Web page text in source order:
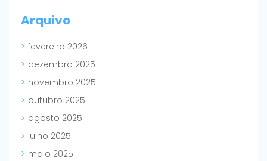
Arquivo
fevereiro 2026
dezembro 2025
novembro 2025
outubro 2025
agosto 2025
julho 2025
maio 2025